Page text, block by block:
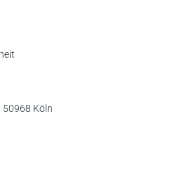
50968 Köln